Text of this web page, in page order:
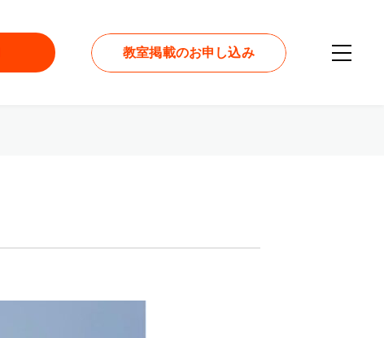
教室掲載のお申し込み